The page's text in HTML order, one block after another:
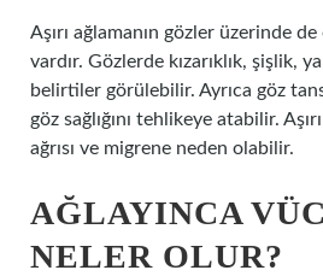
Aşırı ağlamanın gözler üzerinde
vardır. Gözlerde kızarıklık, şişlik,
belirtiler görülebilir. Ayrıca göz
göz sağlığını tehlikeye atabilir.
ağrısı ve migrene neden olabilir.
AĞLAYINCA
NELER OLUR?